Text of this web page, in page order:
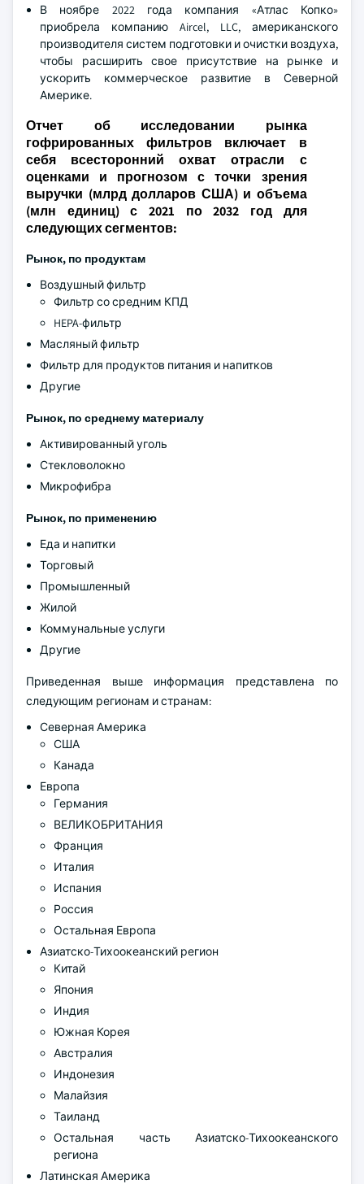
В ноябре 2022 года компания «Атлас Копко»
приобрела компанию Aircel, LLC, американского
производителя систем подготовки и очистки воздуха,
чтобы расширить свое присутствие на рынке и
ускорить коммерческое развитие в Северной
Америке.
Отчет об исследовании рынка
гофрированных фильтров включает в
себя всесторонний охват отрасли с
оценками и прогнозом с точки зрения
выручки (млрд долларов США) и объема
(млн единиц) с 2021 по 2032 год для
следующих сегментов:
Рынок, по продуктам
Воздушный фильтр
Фильтр со средним КПД
HEPA-фильтр
Масляный фильтр
Фильтр для продуктов питания и напитков
Другие
Рынок, по среднему материалу
Активированный уголь
Стекловолокно
Микрофибра
Рынок, по применению
Еда и напитки
Торговый
Промышленный
Жилой
Коммунальные услуги
Другие
Приведенная выше информация представлена по
следующим регионам и странам:
Северная Америка
США
Канада
Европа
Германия
ВЕЛИКОБРИТАНИЯ
Франция
Италия
Испания
Россия
Остальная Европа
Азиатско-Тихоокеанский регион
Китай
Япония
Индия
Южная Корея
Австралия
Индонезия
Малайзия
Таиланд
Остальная часть Азиатско-Тихоокеанского
региона
Латинская Америка